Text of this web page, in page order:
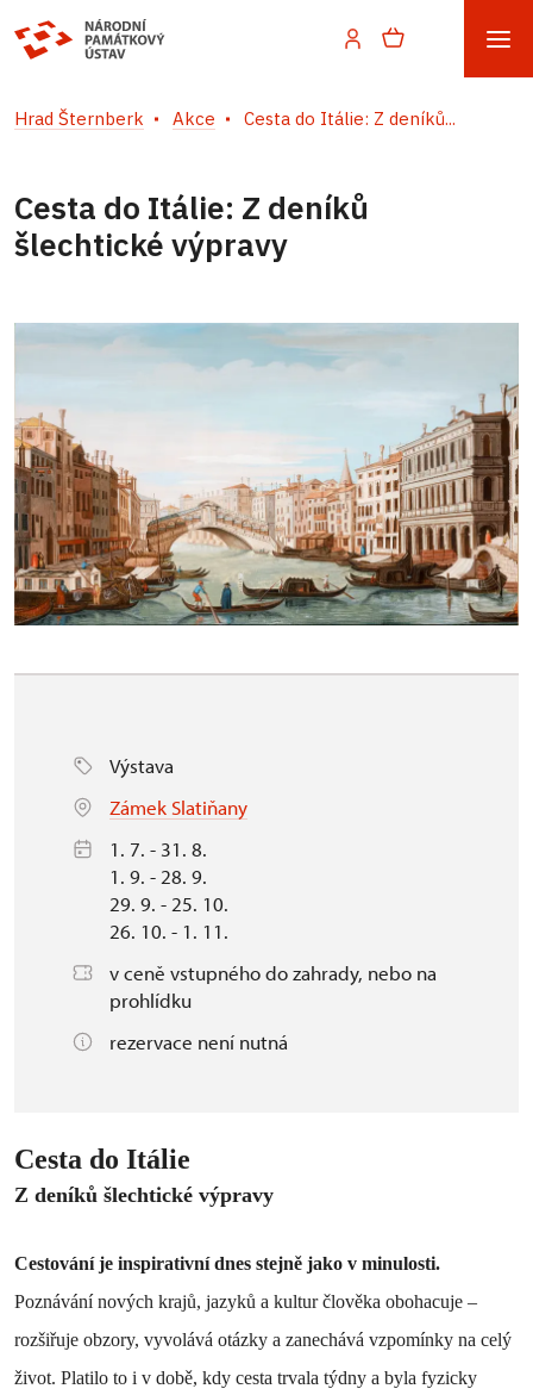
Hrad Šternberk Akce Cesta do Itálie: Z deníků...
Cesta do Itálie: Z deníků
šlechtické výpravy
Výstava
Zámek Slatiňany
1. 7. - 31. 8.
1. 9. - 28. 9.
29. 9. - 25. 10.
26. 10. - 1. 11.
v ceně vstupného do zahrady, nebo na
prohlídku
rezervace není nutná
Cesta do Itálie
Z deníků šlechtické výpravy
Cestování je inspirativní dnes stejně jako v minulosti.
Poznávání nových krajů, jazyků a kultur člověka obohacuje –
rozšiřuje obzory, vyvolává otázky a zanechává vzpomínky na celý
život. Platilo to i v době, kdy cesta trvala týdny a byla fyzicky